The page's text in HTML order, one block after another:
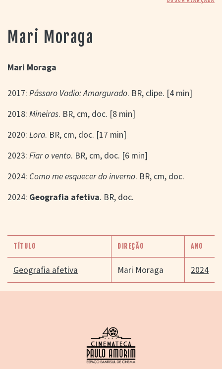
PORTAL DO
CINEMA GAÚCHO
> BUSCA AVANÇADA
> FILMOGRAFIAS DE
> DISCOGRAFIAS
> BIBLIOGRAFIAS
CONTATO E
LOCALIZAÇÃO
Mari Moraga
Mari Moraga
2017: Pássaro Vadio: Amargurado. BR, clipe. [4 min]
2018: Mineiras. BR, cm, doc. [8 min]
2020: Lora. BR, cm, doc. [17 min]
2023: Fiar o vento. BR, cm, doc. [6 min]
2024: Como me esquecer do inverno. BR, cm, doc.
2024: Geografia afetiva. BR, doc.
TÍTULO DIREÇÃO ANO
Geografia afetiva Mari Moraga 2024